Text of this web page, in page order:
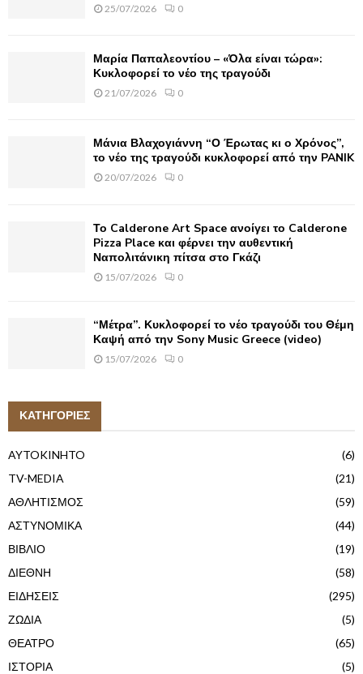
25/07/2026 0
Μαρία Παπαλεοντίου – «Όλα είναι τώρα»:
Κυκλοφορεί το νέο της τραγούδι
21/07/2026 0
Μάνια Βλαχογιάννη “Ο Έρωτας κι ο Χρόνος”,
το νέο της τραγούδι κυκλοφορεί από την PANIK
20/07/2026 0
Το Calderone Art Space ανοίγει το Calderone
Pizza Place και φέρνει την αυθεντική
Ναπολιτάνικη πίτσα στο Γκάζι
15/07/2026 0
“Μέτρα”. Κυκλοφορεί το νέο τραγούδι του Θέμη
Καψή από την Sony Music Greece (video)
15/07/2026 0
ΚΑΤΗΓΟΡΙΕΣ
AYTOKINHTO
(6)
TV-MEDIA
(21)
ΑΘΛΗΤΙΣΜΟΣ
(59)
ΑΣΤΥΝΟΜΙΚΑ
(44)
ΒΙΒΛΙΟ
(19)
ΔΙΕΘΝΗ
(58)
ΕΙΔΗΣΕΙΣ
(295)
ΖΩΔΙΑ
(5)
ΘΕΑΤΡΟ
(65)
ΙΣΤΟΡΙΑ
(5)